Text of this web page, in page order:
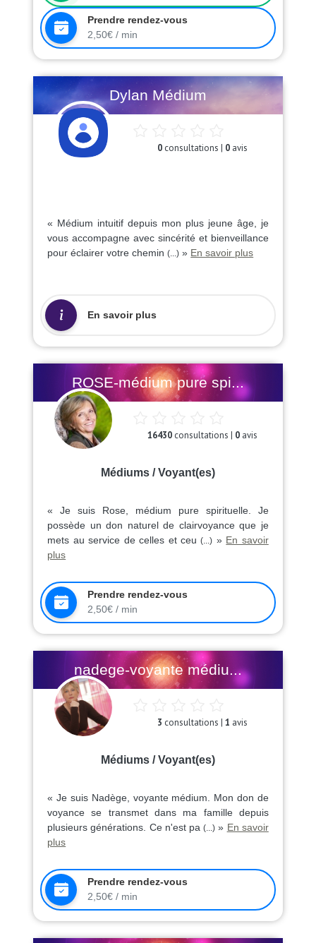
Prendre rendez-vous
2,50€ / min
Dylan Médium
0consultations | 0 avis
« Médium intuitif depuis mon plus jeune âge, je
vous accompagne avec sincérité et bienveillance
pour éclairer votre chemin(...) » En savoir plus
En savoir plus
ROSE-médium pure spi...
16430consultations | 0 avis
Médiums / Voyant(es)
« Je suis Rose, médium pure spirituelle. Je
possède un don naturel de clairvoyance que je
mets au service de celles et ceu(...) » En savoir
plus
Prendre rendez-vous
2,50€ / min
nadege-voyante médiu...
3 consultations | 1 avis
Médiums / Voyant(es)
« Je suis Nadège, voyante médium. Mon don de
voyance se transmet dans ma famille depuis
plusieurs générations. Ce n'est pa(...) » En savoir
plus
Prendre rendez-vous
2,50€ / min